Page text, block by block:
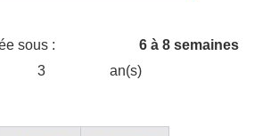
sous :
6 à 8 semaines
3 an(s)